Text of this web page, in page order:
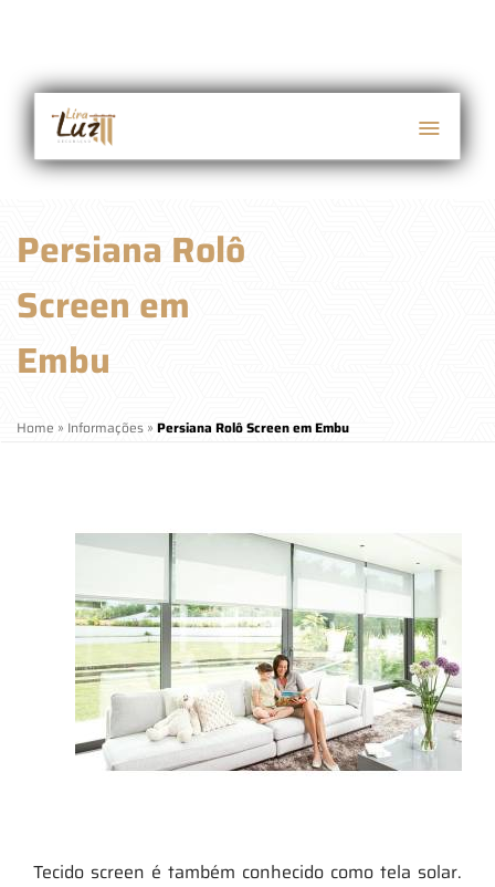
Persiana Rolô
Screen em
Embu
Home » Informações » Persiana Rolô Screen em Embu
Tecido screen é também conhecido como tela solar.